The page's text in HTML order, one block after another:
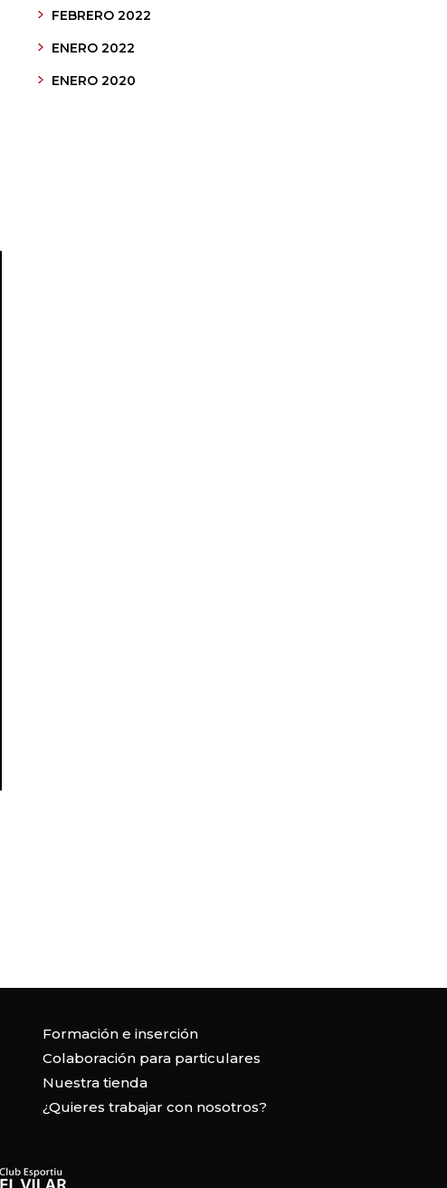
FEBRERO 2022
ENERO 2022
ENERO 2020
Formación e inserción
Colaboración para particulares
Nuestra tienda
¿Quieres trabajar con nosotros?